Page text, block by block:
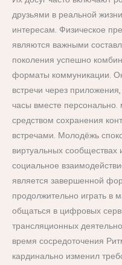
друзьями в реальной
интересам. Физическое
являются важными
поколения успешно
форматы коммуникации.
встречи через
часы вместе персонально.
средством сохранения
встречами. Молодёжь
виртуальных
социальное
является завершенной
продолжительно играть в
общаться в цифровых
трансляционных
время сосредоточения
кардинально изменил